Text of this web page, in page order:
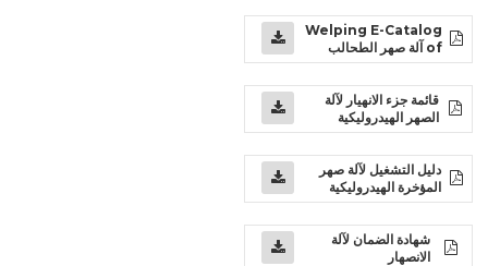
Welping E-Catalog
of آلة صهر الطحالب
قائمة جزء الانهيار لآلة
الصهر الهيدروليكية
دليل التشغيل لآلة صهر
المؤخرة الهيدروليكية
شهادة الضمان لآلة
الانصهار